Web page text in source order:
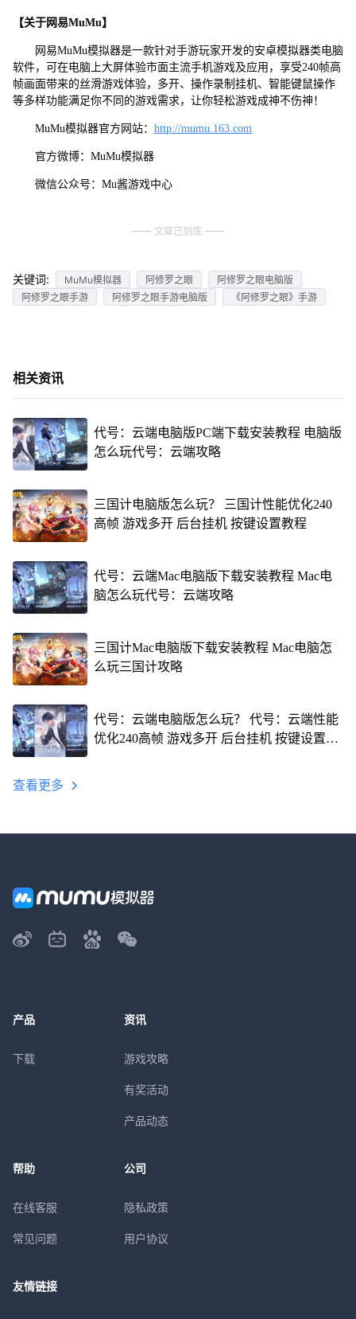
【关于网易MuMu】
网易MuMu模拟器是一款针对手游玩家开发的安卓模拟器类电脑
软件，可在电脑上大屏体验市面主流手机游戏及应用，享受240帧高
帧画面带来的丝滑游戏体验，多开、操作录制挂机、智能键鼠操作
等多样功能满足你不同的游戏需求，让你轻松游戏成神不伤神！
MuMu模拟器官方网站： http://mumu.163.com
官方微博：MuMu模拟器
微信公众号：Mu酱游戏中心
文章已到底
关键词: MuMu模拟器 阿修罗之眼
阿修罗之眼电脑版
阿修罗之眼手游
阿修罗之眼手游电脑版 《阿修罗之眼》手游
相关资讯
代号：云端电脑版PC端下载安装教程 电脑版
怎么玩代号：云端攻略
三国计电脑版怎么玩？ 三国计性能优化240
高帧 游戏多开 后台挂机 按键设置教程
代号：云端Mac电脑版下载安装教程 Mac电
脑怎么玩代号：云端攻略
三国计Mac电脑版下载安装教程 Mac电脑怎
么玩三国计攻略
代号：云端电脑版怎么玩？ 代号：云端性能
优化240高帧 游戏多开 后台挂机 按键设置教
查看更多
产品
下载
资讯
游戏攻略
有奖活动
产品动态
帮助
在线客服
常见问题
公司
隐私政策
用户协议
友情链接